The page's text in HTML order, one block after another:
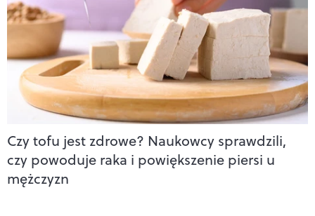
Czy tofu jest zdrowe? Naukowcy sprawdzili,
czy powoduje raka i powiększenie piersi u
mężczyzn